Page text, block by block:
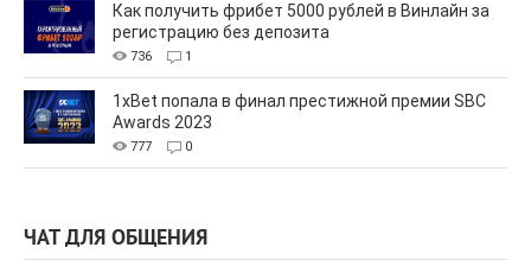
Как получить фрибет 5000 рублей в Винлайн за
регистрацию без депозита
736 1
1xBet попала в финал престижной премии SBC
Awards 2023
777 0
ЧАТ ДЛЯ ОБЩЕНИЯ